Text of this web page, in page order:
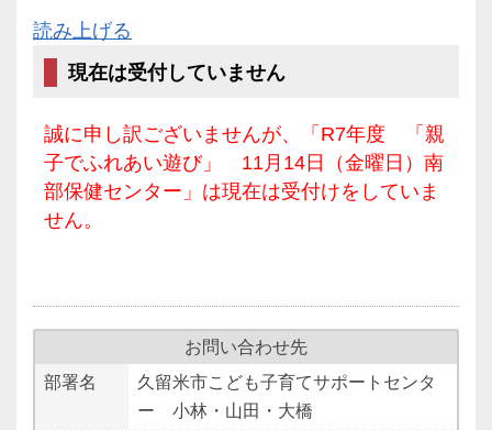
読み上げる
現在は受付していません
誠に申し訳ございませんが、「R7年度 「親
子でふれあい遊び」 11月14日（金曜日）南
部保健センター」は現在は受付けをしていま
せん。
お問い合わせ先
部署名
久留米市こども子育てサポートセンタ
ー 小林・山田・大橋